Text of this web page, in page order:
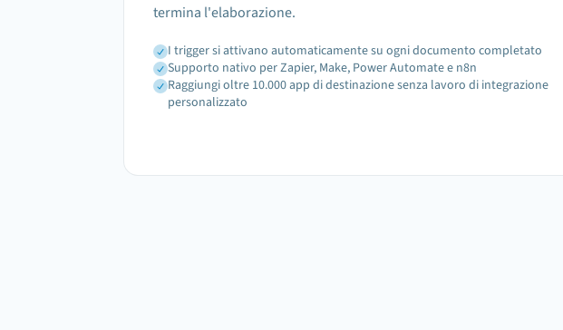
termina l'elaborazione.
I trigger si attivano automaticamente su ogni documento completato
Supporto nativo per Zapier, Make, Power Automate e n8n
Raggiungi oltre 10.000 app di destinazione senza lavoro di integrazione
personalizzato